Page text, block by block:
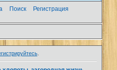
Поиск
Регистрация
.